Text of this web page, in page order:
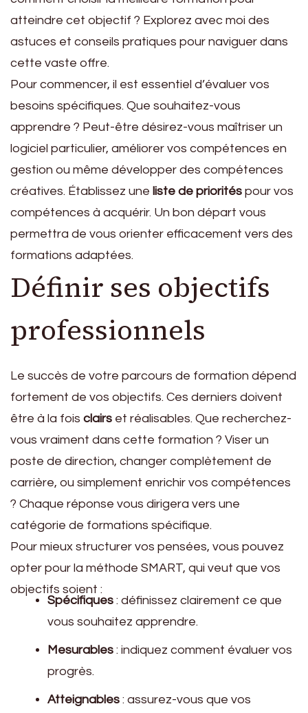
atteindre cet objectif ? Explorez avec moi des
astuces et conseils pratiques pour naviguer dans
cette vaste offre.
Pour commencer, il est essentiel d’évaluer vos
besoins spécifiques. Que souhaitez-vous
apprendre ? Peut-être désirez-vous maîtriser un
logiciel particulier, améliorer vos compétences en
gestion ou même développer des compétences
créatives. Établissez une liste de priorités pour vos
compétences à acquérir. Un bon départ vous
permettra de vous orienter efficacement vers des
formations adaptées.
Définir ses objectifs
professionnels
Le succès de votre parcours de formation dépend
fortement de vos objectifs. Ces derniers doivent
être à la fois clairs et réalisables. Que recherchez-
vous vraiment dans cette formation ? Viser un
poste de direction, changer complètement de
carrière, ou simplement enrichir vos compétences
? Chaque réponse vous dirigera vers une
catégorie de formations spécifique.
Pour mieux structurer vos pensées, vous pouvez
opter pour la méthode SMART, qui veut que vos
objectifs soient :
Spécifiques : définissez clairement ce que
vous souhaitez apprendre.
Mesurables : indiquez comment évaluer vos
progrès.
Atteignables : assurez-vous que vos